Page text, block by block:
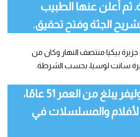
ثم أعلن عنها الطبيب
الجثة وفتح تحقيق.
بيكيا منتصف النهار وكان من
سانت لوسيا، بحسب الشرطة.
وكان كريستيان أوليفر يبلغ من العمر 51 عامًا،
والمسلسلات في